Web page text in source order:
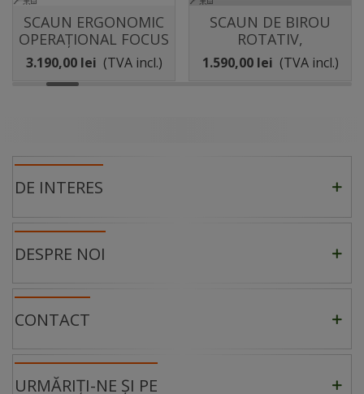
SCAUN ERGONOMIC
OPERAȚIONAL FOCUS
ML0
3.190,00 lei (TVA incl.)
SCAUN DE BIROU
ROTATIV,
ERGONOMIC,
PIVOTANT ZN-805-C
1.590,00 lei (TVA incl.)
DE INTERES
DESPRE NOI
CONTACT
URMĂRIȚI-NE ȘI PE